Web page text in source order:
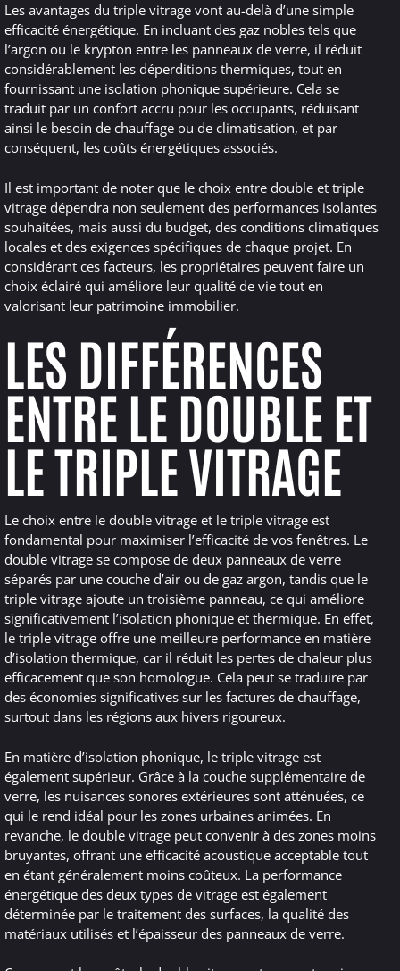
Les avantages du triple vitrage vont au-delà d’une simple
efficacité énergétique. En incluant des gaz nobles tels que
l’argon ou le krypton entre les panneaux de verre, il réduit
considérablement les déperditions thermiques, tout en
fournissant une isolation phonique supérieure. Cela se
traduit par un confort accru pour les occupants, réduisant
ainsi le besoin de chauffage ou de climatisation, et par
conséquent, les coûts énergétiques associés.
Il est important de noter que le choix entre double et triple
vitrage dépendra non seulement des performances isolantes
souhaitées, mais aussi du budget, des conditions climatiques
locales et des exigences spécifiques de chaque projet. En
considérant ces facteurs, les propriétaires peuvent faire un
choix éclairé qui améliore leur qualité de vie tout en
valorisant leur patrimoine immobilier.
LES DIFFÉRENCES
ENTRE LE DOUBLE ET
LE TRIPLE VITRAGE
Le choix entre le double vitrage et le triple vitrage est
fondamental pour maximiser l’efficacité de vos fenêtres. Le
double vitrage se compose de deux panneaux de verre
séparés par une couche d’air ou de gaz argon, tandis que le
triple vitrage ajoute un troisième panneau, ce qui améliore
significativement l’isolation phonique et thermique. En effet,
le triple vitrage offre une meilleure performance en matière
d’isolation thermique, car il réduit les pertes de chaleur plus
efficacement que son homologue. Cela peut se traduire par
des économies significatives sur les factures de chauffage,
surtout dans les régions aux hivers rigoureux.
En matière d’isolation phonique, le triple vitrage est
également supérieur. Grâce à la couche supplémentaire de
verre, les nuisances sonores extérieures sont atténuées, ce
qui le rend idéal pour les zones urbaines animées. En
revanche, le double vitrage peut convenir à des zones moins
bruyantes, offrant une efficacité acoustique acceptable tout
en étant généralement moins coûteux. La performance
énergétique des deux types de vitrage est également
déterminée par le traitement des surfaces, la qualité des
matériaux utilisés et l’épaisseur des panneaux de verre.